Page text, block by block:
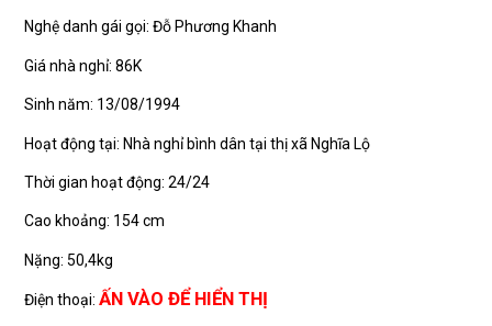
Nghệ danh gái gọi: Đỗ Phương Khanh
Giá nhà nghỉ: 86K
Sinh năm: 13/08/1994
Hoạt động tại: Nhà nghỉ bình dân tại thị xã Nghĩa Lộ
Thời gian hoạt động: 24/24
Cao khoảng: 154 cm
Nặng: 50,4kg
Điện thoại:ẤN VÀO ĐỂ HIỂN THỊ